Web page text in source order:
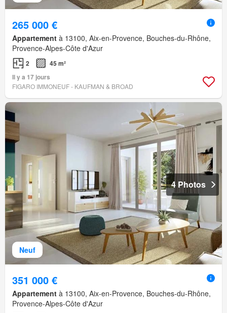
265 000 €
Appartement à 13100, Aix-en-Provence, Bouches-du-Rhône,
Provence-Alpes-Côte d'Azur
2
45 m²
Il y a 17 jours
FIGARO IMMONEUF - KAUFMAN & BROAD
Neuf
4 Photos
351 000 €
Appartement à 13100, Aix-en-Provence, Bouches-du-Rhône,
Provence-Alpes-Côte d'Azur